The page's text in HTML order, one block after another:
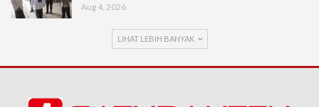
Aug 4, 2026
LIHAT LEBIH BANYAK